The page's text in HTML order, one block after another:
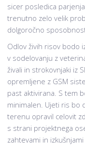
sicer posledica
trenutno zelo velik
dolgoročno
Odlov živih risov bodo
v sodelovanju z
živali in strokovnjaki iz
opremljene z GSM
past aktivirana. S tem
minimalen. Ujeti ris bo
terenu opravil celovit
s strani projektnega
zahtevami in